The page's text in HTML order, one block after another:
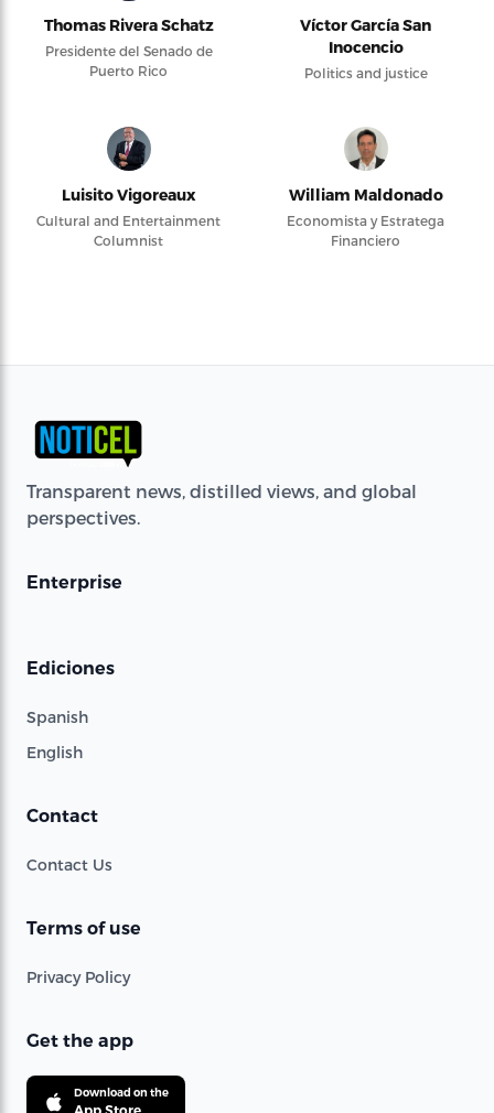
Thomas Rivera Schatz
Presidente del Senado de
Puerto Rico
Víctor García San
Inocencio
Politics and justice
Luisito Vigoreaux
Cultural and Entertainment
Columnist
William Maldonado
Economista y Estratega
Financiero
Transparent news, distilled views, and global
perspectives.
Enterprise
Ediciones
Spanish
English
Contact
Contact Us
Terms of use
Privacy Policy
Get the app
Download on the